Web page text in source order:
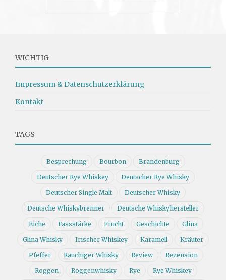
WICHTIG
Impressum & Datenschutzerklärung
Kontakt
TAGS
Besprechung Bourbon Brandenburg
Deutscher Rye Whiskey Deutscher Rye Whisky
Deutscher Single Malt Deutscher Whisky
Deutsche Whiskybrenner Deutsche Whiskyhersteller
Eiche Fassstärke Frucht Geschichte Glina
Glina Whisky Irischer Whiskey Karamell Kräuter
Pfeffer Rauchiger Whisky Review Rezension
Roggen Roggenwhisky Rye Rye Whiskey